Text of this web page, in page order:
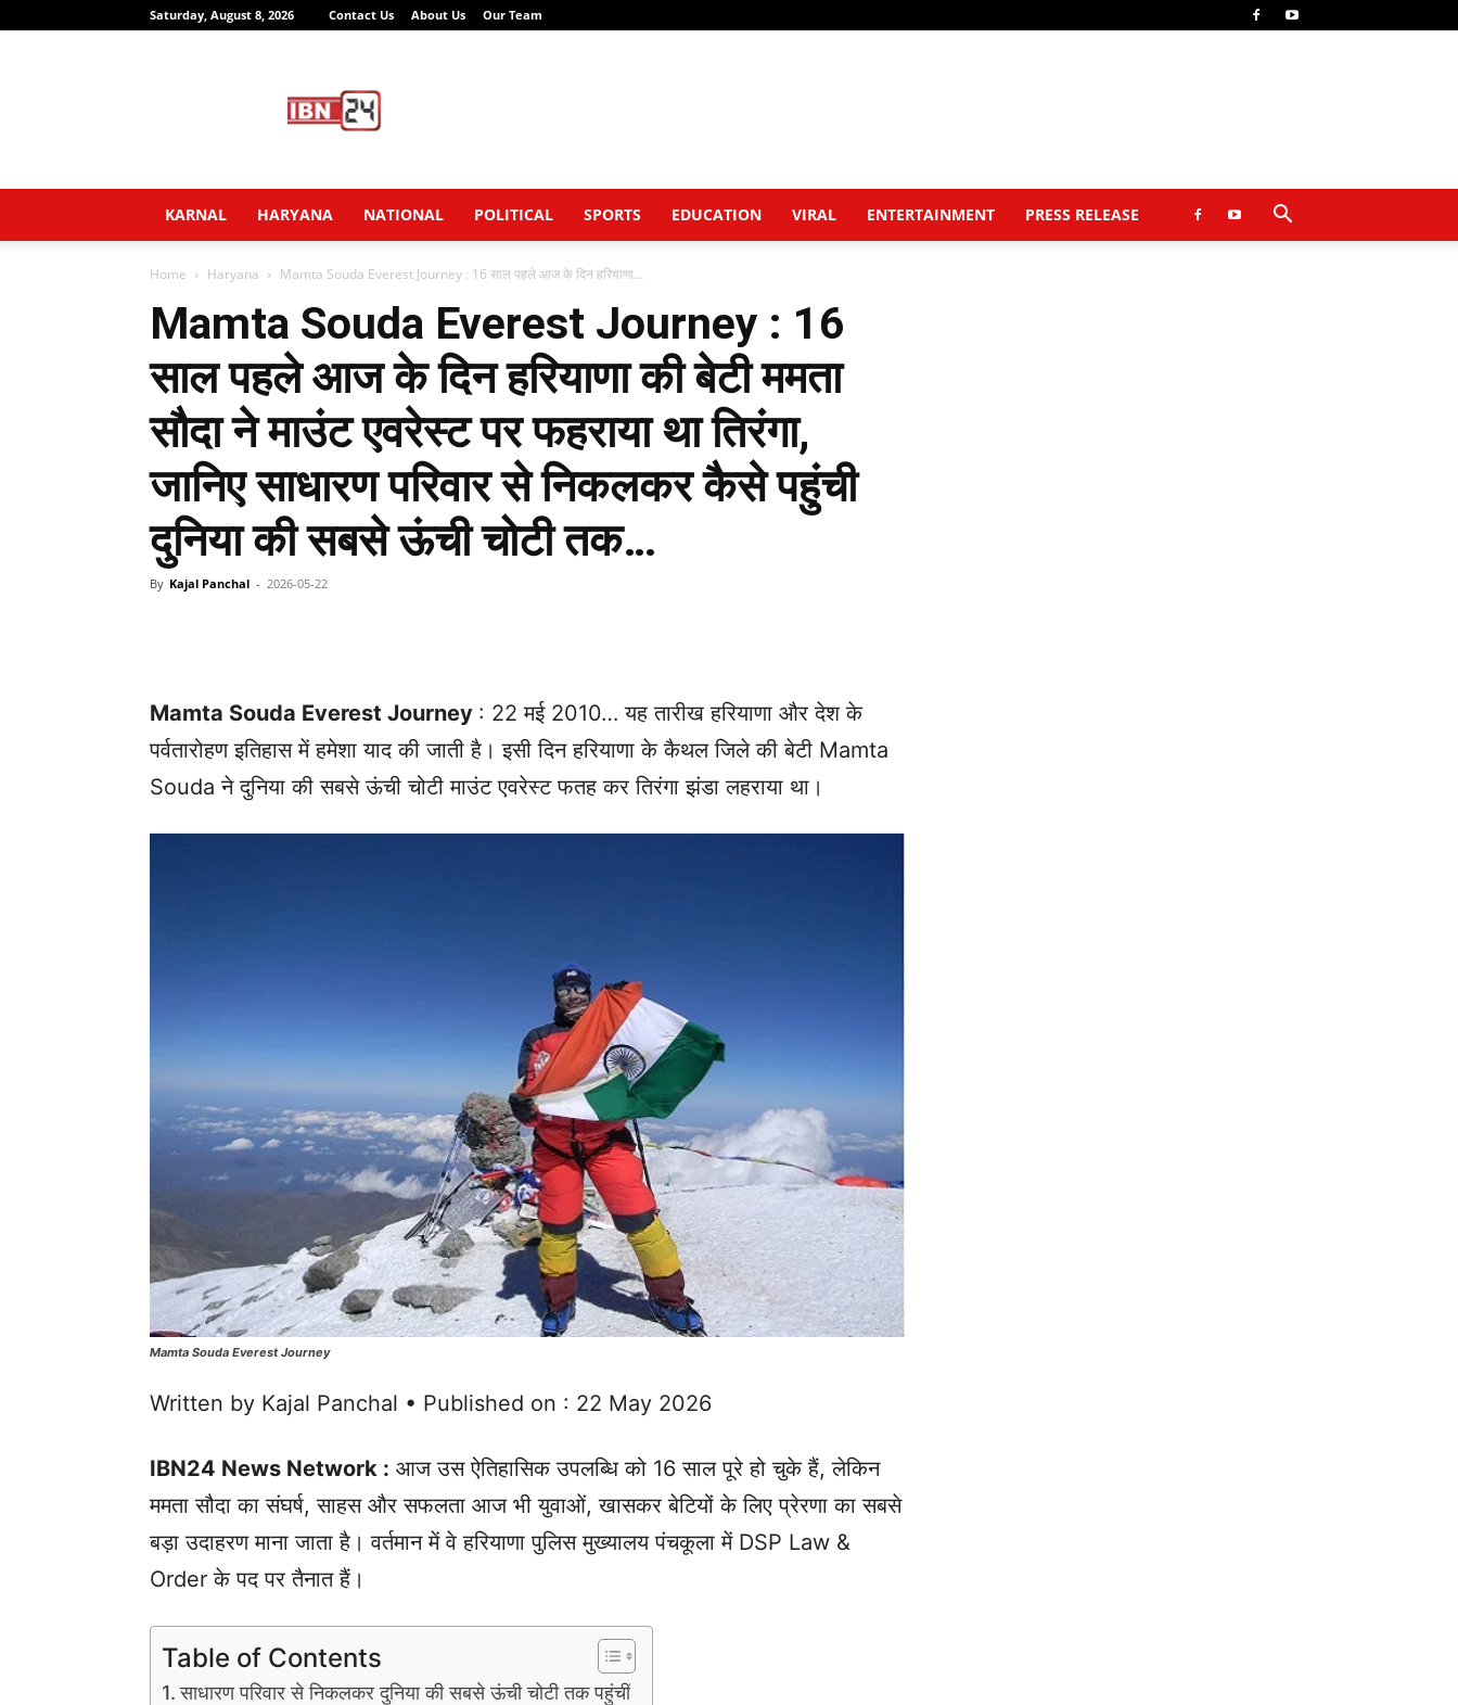
Saturday, August 8, 2026 Contact Us About Us Our Team
News
Network
KARNAL HARYANA NATIONAL POLITICAL SPORTS EDUCATION VIRAL ENTERTAINMENT PRESS RELEASE
Home Haryana Mamta Souda Everest Journey : 16 साल पहले आज के दिन हरियाणा...
Mamta Souda Everest Journey : 16
साल पहले आज के दिन हरियाणा की बेटी ममता
सौदा ने माउंट एवरेस्ट पर फहराया था तिरंगा,
जानिए साधारण परिवार से निकलकर कैसे पहुंची
दुनिया की सबसे ऊंची चोटी तक…
By Kajal Panchal - 2026-05-22
Mamta Souda Everest Journey : 22 मई 2010… यह तारीख हरियाणा और देश के
पर्वतारोहण इतिहास में हमेशा याद की जाती है। इसी दिन हरियाणा के कैथल जिले की बेटी Mamta
Souda ने दुनिया की सबसे ऊंची चोटी माउंट एवरेस्ट फतह कर तिरंगा झंडा लहराया था।
Mamta Souda Everest Journey
Written by Kajal Panchal • Published on : 22 May 2026
IBN24 News Network : आज उस ऐतिहासिक उपलब्धि को 16 साल पूरे हो चुके हैं, लेकिन
ममता सौदा का संघर्ष, साहस और सफलता आज भी युवाओं, खासकर बेटियों के लिए प्रेरणा का सबसे
बड़ा उदाहरण माना जाता है। वर्तमान में वे हरियाणा पुलिस मुख्यालय पंचकूला में DSP Law &
Order के पद पर तैनात हैं।
Table of Contents
साधारण परिवार से निकलकर दुनिया की सबसे ऊंची चोटी तक पहुंचीं